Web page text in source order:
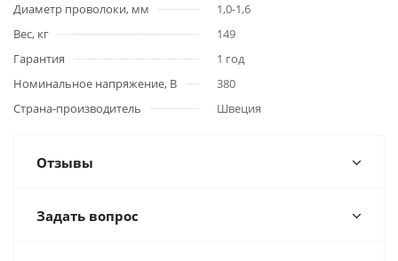
Диаметр проволоки, мм
1,0-1,6
Вес, кг
149
Гарантия
1 год
Номинальное напряжение, В
380
Страна-производитель
Швеция
Отзывы
Задать вопрос